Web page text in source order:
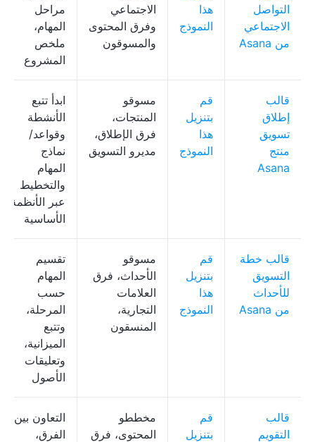
التواصل
الاجتماعي
من Asana
هذا
النموذج
الاجتماعي
وفرق المحتوى
والمسوقون
مراحل
المهام،
ملخص
المشروع
قالب
إطلاق
تسويق
منتج
Asana
قم
بتنزيل
هذا
النموذج
مسوقو
المنتجات،
فرق الإطلاق،
مديرو التسويق
ابدأ تتبع
الأنشطة
وقواعد/
نماذج
المهام
والتخطيط
عبر الأنظمة
الأساسية
قالب خطة
التسويق
للأحداث
من Asana
قم
بتنزيل
هذا
النموذج
مسوقو
الأحداث، فرق
العلامات
التجارية،
المنسقون
تقسيم
المهام
حسب
المرحلة،
وتتبع
الميزانية،
وتعليقات
الأصول
قالب
التقويم
قم
بتنزيل
مخططو
المحتوى، فرق
التعاون بين
الفرق،